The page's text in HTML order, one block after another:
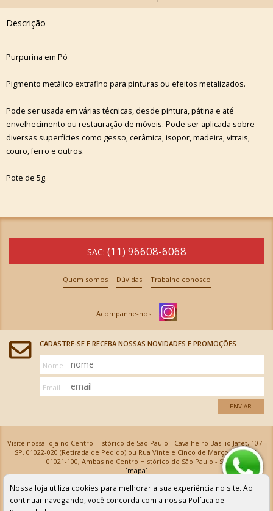
Descrição
Purpurina em Pó
Pigmento metálico extrafino para pinturas ou efeitos metalizados.
Pode ser usada em várias técnicas, desde pintura, pátina e até
envelhecimento ou restauração de móveis. Pode ser aplicada sobre
diversas superfícies como gesso, cerâmica, isopor, madeira, vitrais,
couro, ferro e outros.
Pote de 5g.
SAC: (11) 96608-6068
Quem somos Dúvidas Trabalhe conosco
CADASTRE-SE E RECEBA NOSSAS NOVIDADES E PROMOÇÕES.
Nome
Email
ENVIAR
Visite nossa loja no Centro Histórico de São Paulo - Cavalheiro Basílio Jafet, 107 -
SP, 01022-020 (Retirada de Pedido) ou Rua Vinte e Cinco de Março, 576 - SP,
01021-100, Ambas no Centro Histórico de São Paulo - SP
[mapa]
Armarinhos Santa Cecília Ltda | CNPJ: 61.069.639/0001-18
Os preços e as condições de pagamento apresentadas na loja virtual não valem para nossa loja física e
podem sofrer alterações sem aviso prévio. Vendas com cartão de crédito sujeitas a análise e
confirmação de dados.
Nossa loja utiliza cookies para melhorar a sua experiência no site. Ao
continuar navegando, você concorda com a nossa Política de